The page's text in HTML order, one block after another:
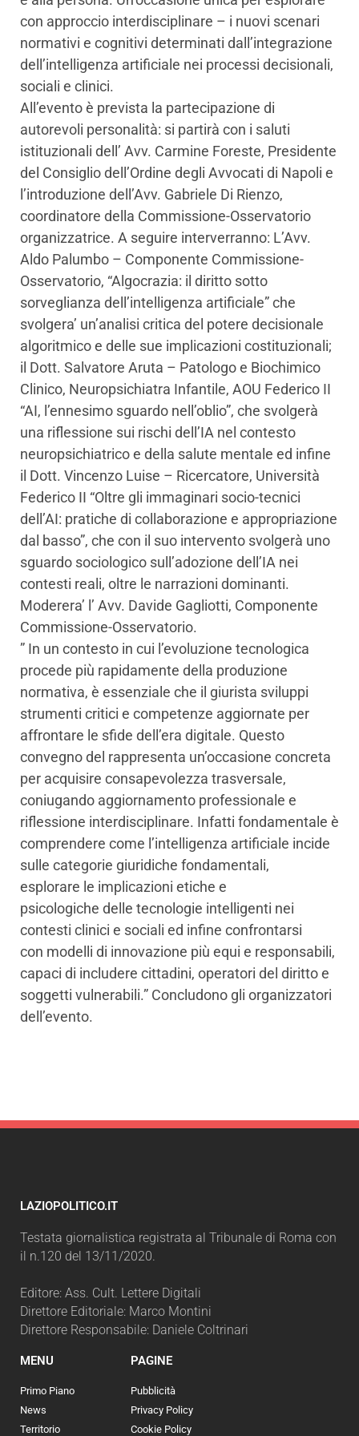
con approccio interdisciplinare – i nuovi scenari
normativi e cognitivi determinati dall’integrazione
dell’intelligenza artificiale nei processi decisionali,
sociali e clinici.
All’evento è prevista la partecipazione di
autorevoli personalità: si partirà con i saluti
istituzionali dell’ Avv. Carmine Foreste, Presidente
del Consiglio dell’Ordine degli Avvocati di Napoli e
l’introduzione dell’Avv. Gabriele Di Rienzo,
coordinatore della Commissione-Osservatorio
organizzatrice. A seguire interverranno: L’Avv.
Aldo Palumbo – Componente Commissione-
Osservatorio, “Algocrazia: il diritto sotto
sorveglianza dell’intelligenza artificiale” che
svolgera’ un’analisi critica del potere decisionale
algoritmico e delle sue implicazioni costituzionali;
il Dott. Salvatore Aruta – Patologo e Biochimico
Clinico, Neuropsichiatra Infantile, AOU Federico II
“AI, l’ennesimo sguardo nell’oblio”, che svolgerà
una riflessione sui rischi dell’IA nel contesto
neuropsichiatrico e della salute mentale ed infine
il Dott. Vincenzo Luise – Ricercatore, Università
Federico II “Oltre gli immaginari socio-tecnici
dell’AI: pratiche di collaborazione e appropriazione
dal basso”, che con il suo intervento svolgerà uno
sguardo sociologico sull’adozione dell’IA nei
contesti reali, oltre le narrazioni dominanti.
Moderera’ l’ Avv. Davide Gagliotti, Componente
Commissione-Osservatorio.
” In un contesto in cui l’evoluzione tecnologica
procede più rapidamente della produzione
normativa, è essenziale che il giurista sviluppi
strumenti critici e competenze aggiornate per
affrontare le sfide dell’era digitale. Questo
convegno del rappresenta un’occasione concreta
per acquisire consapevolezza trasversale,
coniugando aggiornamento professionale e
riflessione interdisciplinare. Infatti fondamentale è
comprendere come l’intelligenza artificiale incide
sulle categorie giuridiche fondamentali,
esplorare le implicazioni etiche e
psicologiche delle tecnologie intelligenti nei
contesti clinici e sociali ed infine confrontarsi
con modelli di innovazione più equi e responsabili,
capaci di includere cittadini, operatori del diritto e
soggetti vulnerabili.” Concludono gli organizzatori
dell’evento.
LAZIOPOLITICO.IT
Testata giornalistica registrata al Tribunale di Roma con
il n.120 del 13/11/2020.
Editore: Ass. Cult. Lettere Digitali
Direttore Editoriale: Marco Montini
Direttore Responsabile: Daniele Coltrinari
MENU
Primo Piano
News
Territorio
PAGINE
Pubblicità
Privacy Policy
Cookie Policy